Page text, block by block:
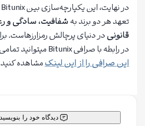
تعهد هر دو برند بهشفافیت، سادگی و
قانونیدر دنیای پرچالش رمزارزهاست.
در رابطه با صرافی Bitunix میتوانید تمامی
این صرافی را از این لینکمشاهده
دیدگاه خود را بنویسید